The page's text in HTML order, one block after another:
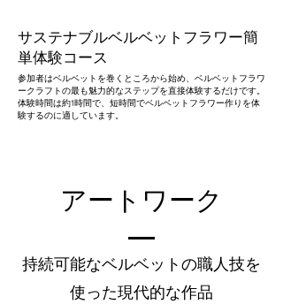
サステナブルベルベットフラワー簡
単体験コース
参加者はベルベットを巻くところから始め、ベルベットフラワ
ークラフトの最も魅力的なステップを直接体験するだけです。
体験時間は約1時間で、短時間でベルベットフラワー作りを体
験するのに適しています。
アートワーク
持続可能なベルベットの職人技を
使った現代的な作品